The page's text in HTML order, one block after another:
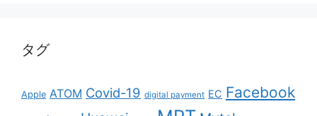
タグ
Apple ATOM Covid-19 digital payment EC Facebook